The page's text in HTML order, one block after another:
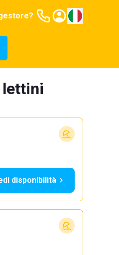
lettini
disponibilità